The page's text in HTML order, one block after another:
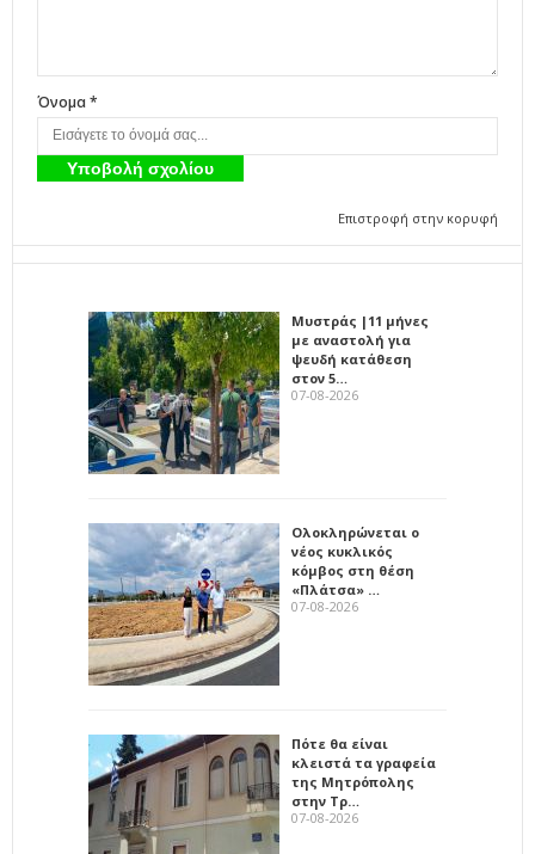
Όνομα *
Επιστροφή στην κορυφή
Μυστράς |11 μήνες
με αναστολή για
ψευδή κατάθεση
στον 5…
07-08-2026
Ολοκληρώνεται ο
νέος κυκλικός
κόμβος στη θέση
«Πλάτσα» …
07-08-2026
Πότε θα είναι
κλειστά τα γραφεία
της Μητρόπολης
στην Τρ…
07-08-2026